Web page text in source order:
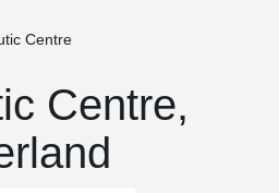
Centre
Centre,